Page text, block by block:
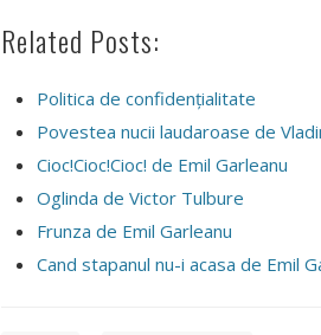
Related Posts:
Politica de confidențialitate
Povestea nucii laudaroase de
Cioc!Cioc!Cioc! de Emil Garleanu
Oglinda de Victor Tulbure
Frunza de Emil Garleanu
Cand stapanul nu-i acasa de Emil